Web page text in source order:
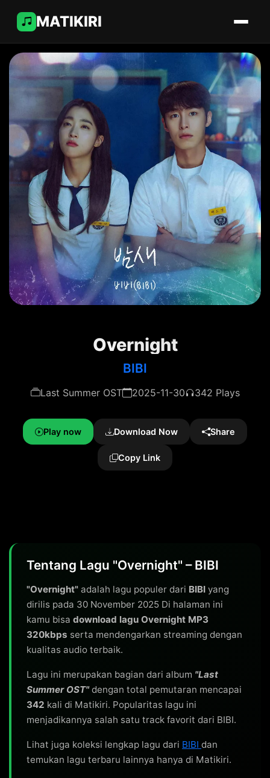
MATIKIRI
Overnight
BIBI
Last Summer OST 2025-11-30 342 Plays
Play now Download Now Share
Copy Link
Tentang Lagu "Overnight" – BIBI
"Overnight" adalah lagu populer dari BIBI yang
dirilis pada 30 November 2025 Di halaman ini
kamu bisa download lagu Overnight MP3
320kbps serta mendengarkan streaming dengan
kualitas audio terbaik.
Lagu ini merupakan bagian dari album "Last
Summer OST"dengan total pemutaran mencapai
342 kali di Matikiri. Popularitas lagu ini
menjadikannya salah satu track favorit dari BIBI.
Lihat juga koleksi lengkap lagu dari BIBI dan
temukan lagu terbaru lainnya hanya di Matikiri.